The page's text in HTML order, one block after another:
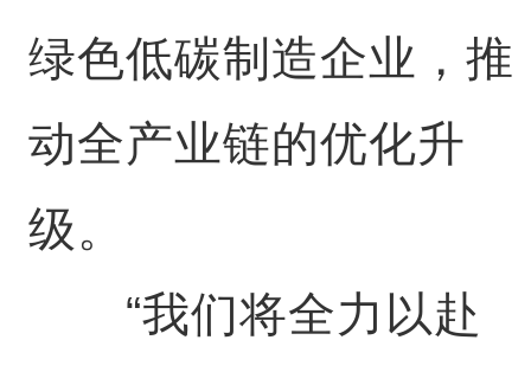
绿色低碳制造企业，推
动全产业链的优化升
级。
“我们将全力以赴